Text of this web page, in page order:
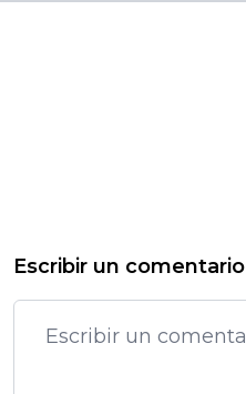
Escribir un comentario